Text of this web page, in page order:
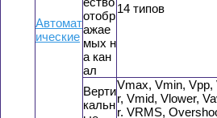
Автомат
ические
отобр
ажае
мых н
а кан
ал
14 типов
Верти
кальн
Vmax, Vmin, Vpp,
r, Vmid, Vlower,
r. VRMS,